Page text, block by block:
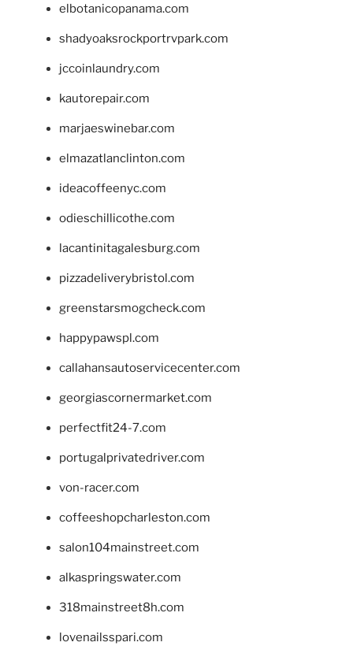
elbotanicopanama.com
shadyoaksrockportrvpark.com
jccoinlaundry.com
kautorepair.com
marjaeswinebar.com
elmazatlanclinton.com
ideacoffeenyc.com
odieschillicothe.com
lacantinitagalesburg.com
pizzadeliverybristol.com
greenstarsmogcheck.com
happypawspl.com
callahansautoservicecenter.com
georgiascornermarket.com
perfectfit24-7.com
portugalprivatedriver.com
von-racer.com
coffeeshopcharleston.com
salon104mainstreet.com
alkaspringswater.com
318mainstreet8h.com
lovenailsspari.com